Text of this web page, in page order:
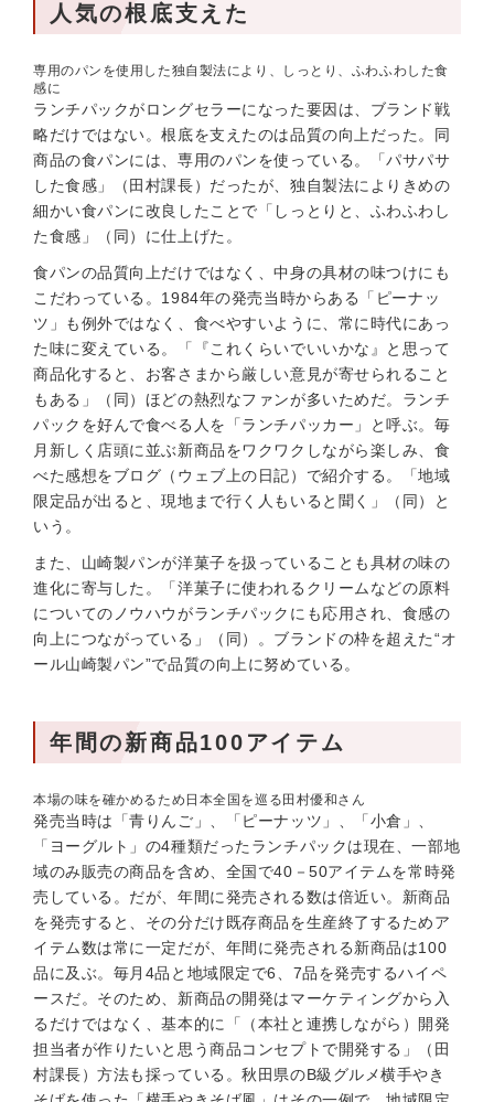
人気の根底支えた
専用のパンを使用した独自製法により、しっとり、ふわふわした食
感に
ランチパックがロングセラーになった要因は、ブランド戦
略だけではない。根底を支えたのは品質の向上だった。同
商品の食パンには、専用のパンを使っている。「パサパサ
した食感」（田村課長）だったが、独自製法によりきめの
細かい食パンに改良したことで「しっとりと、ふわふわし
た食感」（同）に仕上げた。
食パンの品質向上だけではなく、中身の具材の味つけにも
こだわっている。1984年の発売当時からある「ピーナッ
ツ」も例外ではなく、食べやすいように、常に時代にあっ
た味に変えている。「『これくらいでいいかな』と思って
商品化すると、お客さまから厳しい意見が寄せられること
もある」（同）ほどの熱烈なファンが多いためだ。ランチ
パックを好んで食べる人を「ランチパッカー」と呼ぶ。毎
月新しく店頭に並ぶ新商品をワクワクしながら楽しみ、食
べた感想をブログ（ウェブ上の日記）で紹介する。「地域
限定品が出ると、現地まで行く人もいると聞く」（同）と
いう。
また、山崎製パンが洋菓子を扱っていることも具材の味の
進化に寄与した。「洋菓子に使われるクリームなどの原料
についてのノウハウがランチパックにも応用され、食感の
向上につながっている」（同）。ブランドの枠を超えた“オ
ール山崎製パン”で品質の向上に努めている。
年間の新商品100アイテム
本場の味を確かめるため日本全国を巡る田村優和さん
発売当時は「青りんご」、「ピーナッツ」、「小倉」、
「ヨーグルト」の4種類だったランチパックは現在、一部地
域のみ販売の商品を含め、全国で40－50アイテムを常時発
売している。だが、年間に発売される数は倍近い。新商品
を発売すると、その分だけ既存商品を生産終了するためア
イテム数は常に一定だが、年間に発売される新商品は100
品に及ぶ。毎月4品と地域限定で6、7品を発売するハイペ
ースだ。そのため、新商品の開発はマーケティングから入
るだけではなく、基本的に「（本社と連携しながら）開発
担当者が作りたいと思う商品コンセプトで開発する」（田
村課長）方法も採っている。秋田県のB級グルメ横手やき